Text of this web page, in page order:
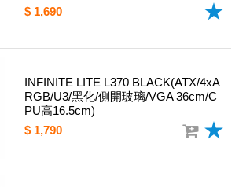
$ 1,690
INFINITE LITE L370 BLACK(ATX/4xA
RGB/U3/黑化/側開玻璃/VGA 36cm/C
PU高16.5cm)
$ 1,790